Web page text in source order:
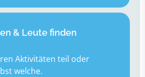
& Leute finden
Aktivitäten teil oder
welche.